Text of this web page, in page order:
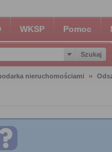
WKSP Pomoc
nieruchomościami